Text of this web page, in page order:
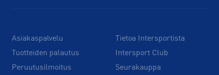
Asiakaspalvelu
Tuotteiden palautus
Peruutusilmoitus
Tietoa Intersportista
Intersport Club
Seurakauppa